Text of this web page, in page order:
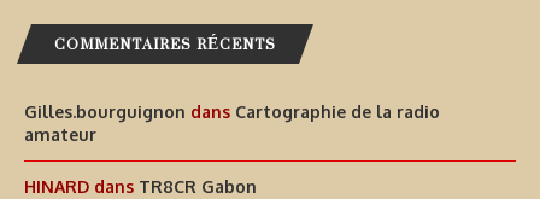
COMMENTAIRES RÉCENTS
Gilles.bourguignon dans Cartographie de la radio
amateur
HINARD dans TR8CR Gabon